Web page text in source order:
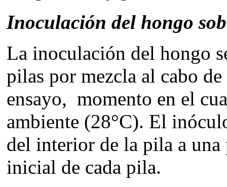
Inoculación del hongo
La inoculación del hongo
pilas por mezcla al cabo
ensayo, momento en el
ambiente (28°C). El
del interior de la pila a
inicial de cada pila.